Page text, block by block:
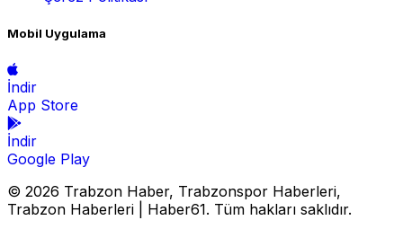
Mobil Uygulama
İndir
App Store
İndir
Google Play
© 2026 Trabzon Haber, Trabzonspor Haberleri,
Trabzon Haberleri | Haber61. Tüm hakları saklıdır.